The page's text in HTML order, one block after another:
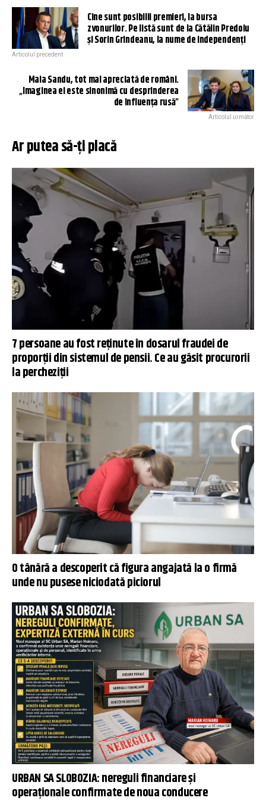
Cine sunt posibilii premieri, la bursa
zvonurilor. Pe listă sunt de la Cătălin Predoiu
și Sorin Grindeanu, la nume de independenți
Articolul precedent
Maia Sandu, tot mai apreciată de români.
„Imaginea ei este sinonimă cu desprinderea
de influența rusă”
Articolul următor
Ar putea să-ți placă
7 persoane au fost reţinute în dosarul fraudei de
proporții din sistemul de pensii. Ce au găsit procurorii
la percheziții
O tânără a descoperit că figura angajată la o firmă
unde nu pusese niciodată piciorul
URBAN SA SLOBOZIA: nereguli financiare și
operaționale confirmate de noua conducere